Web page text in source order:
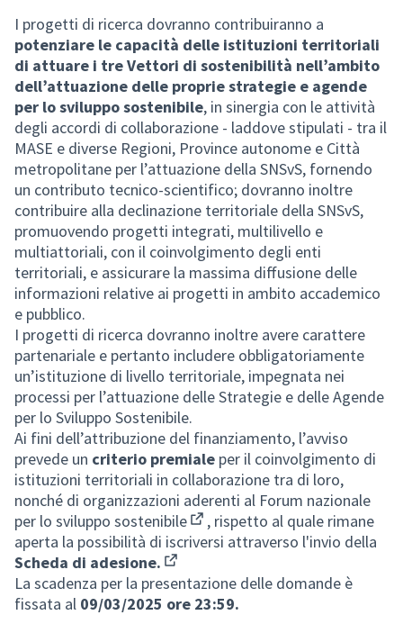
I progetti di ricerca dovranno contribuiranno a
potenziare le capacità delle istituzioni territoriali
di attuare i tre Vettori di sostenibilità nell’ambito
dell’attuazione delle proprie strategie e agende
per lo sviluppo sostenibile, in sinergia con le attività
degli accordi di collaborazione - laddove stipulati - tra il
MASE e diverse Regioni, Province autonome e Città
metropolitane per l’attuazione della SNSvS, fornendo
un contributo tecnico-scientifico; dovranno inoltre
contribuire alla declinazione territoriale della SNSvS,
promuovendo progetti integrati, multilivello e
multiattoriali, con il coinvolgimento degli enti
territoriali, e assicurare la massima diffusione delle
informazioni relative ai progetti in ambito accademico
e pubblico.
I progetti di ricerca dovranno inoltre avere carattere
partenariale e pertanto includere obbligatoriamente
un’istituzione di livello territoriale, impegnata nei
processi per l’attuazione delle Strategie e delle Agende
per lo Sviluppo Sostenibile.
Ai fini dell’attribuzione del finanziamento, l’avviso
prevede un criterio premiale per il coinvolgimento di
istituzioni territoriali in collaborazione tra di loro,
nonché di organizzazioni aderenti al Forum nazionale
per lo sviluppo sostenibile
(Collegamento esterno)
, rispetto al quale rimane
aperta la possibilità di iscriversi attraverso l'invio della
Scheda di adesione.
(Collegamento esterno)
La scadenza per la presentazione delle domande è
fissata al 09/03/2025 ore 23:59.